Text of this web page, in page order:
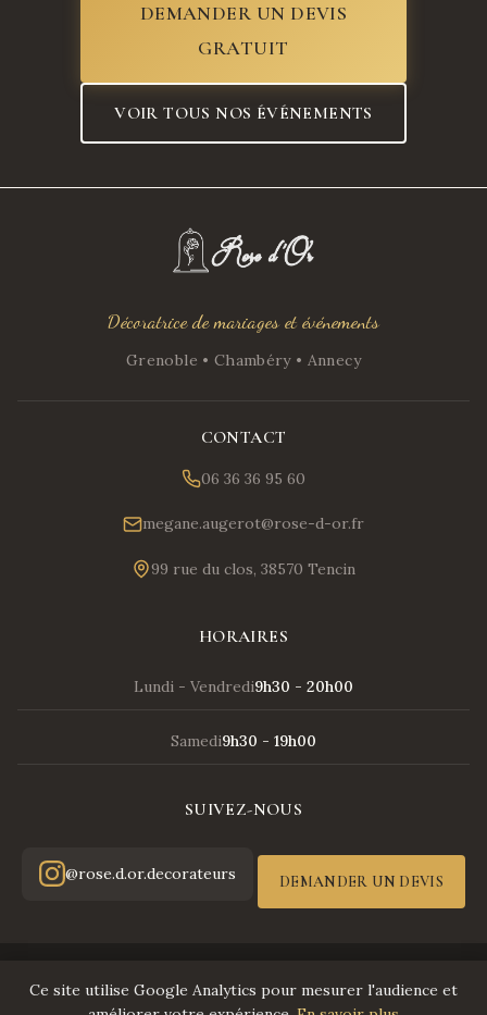
DEMANDER UN DEVIS
GRATUIT
VOIR TOUS NOS ÉVÉNEMENTS
Décoratrice de mariages et événements
Grenoble • Chambéry • Annecy
CONTACT
06 36 36 95 60
megane.augerot@rose-d-or.fr
99 rue du clos, 38570 Tencin
HORAIRES
Lundi - Vendredi9h30 - 20h00
Samedi9h30 - 19h00
SUIVEZ-NOUS
@rose.d.or.decorateurs DEMANDER UN DEVIS
Mentions légales
Ce site utilise Google Analytics pour mesurer l'audience et